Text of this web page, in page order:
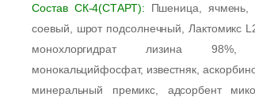
Состав СК-4(СТАРТ): Пшеница, ячмень,
соевый, шрот подсолнечный, Лактомикс
монохлоргидрат лизина 98%,
монокальцийфосфат, известняк,
минеральный премикс, адсорбент